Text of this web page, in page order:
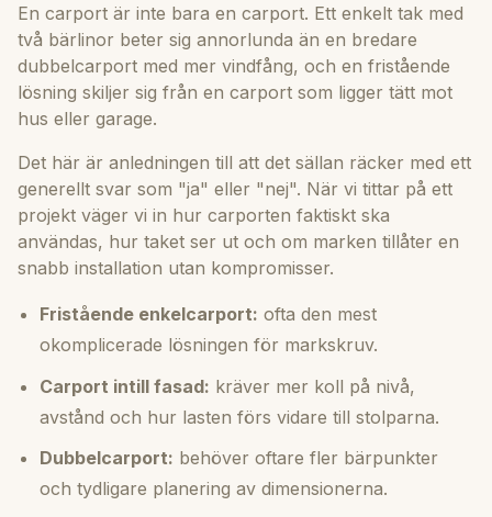
En carport är inte bara en carport. Ett enkelt tak med
två bärlinor beter sig annorlunda än en bredare
dubbelcarport med mer vindfång, och en fristående
lösning skiljer sig från en carport som ligger tätt mot
hus eller garage.
Det här är anledningen till att det sällan räcker med ett
generellt svar som "ja" eller "nej". När vi tittar på ett
projekt väger vi in hur carporten faktiskt ska
användas, hur taket ser ut och om marken tillåter en
snabb installation utan kompromisser.
Fristående enkelcarport: ofta den mest
okomplicerade lösningen för markskruv.
Carport intill fasad: kräver mer koll på nivå,
avstånd och hur lasten förs vidare till stolparna.
Dubbelcarport: behöver oftare fler bärpunkter
och tydligare planering av dimensionerna.